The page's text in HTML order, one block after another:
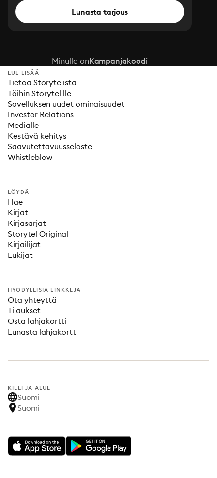
Lunasta tarjous
Minulla onKampanjakoodi
LUE LISÄÄ
Tietoa Storytelistä
Töihin Storytelille
Sovelluksen uudet ominaisuudet
Investor Relations
Medialle
Kestävä kehitys
Saavutettavuusseloste
Whistleblow
LÖYDÄ
Hae
Kirjat
Kirjasarjat
Storytel Original
Kirjailijat
Lukijat
HYÖDYLLISIÄ LINKKEJÄ
Ota yhteyttä
Tilaukset
Osta lahjakortti
Lunasta lahjakortti
KIELI JA ALUE
Suomi
Suomi